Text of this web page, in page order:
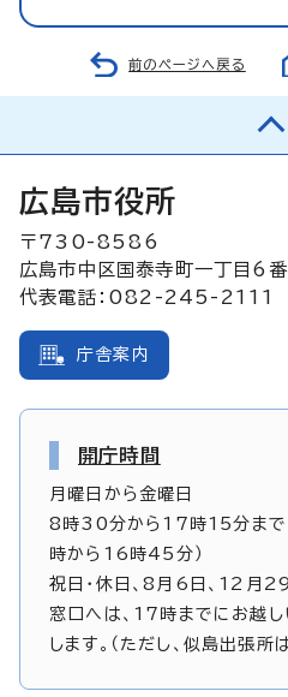
前のページへ戻る
広島市役所
〒730-8586
広島市中区国泰寺町一丁目6
代表電話：082-245-2111
庁舎案内
開庁時間
月曜日から金曜日
8時30分から17時15分まで
時から16時45分）
祝日・休日、8月6日、12月
窓口へは、17時までにお越
します。（ただし、似島出張